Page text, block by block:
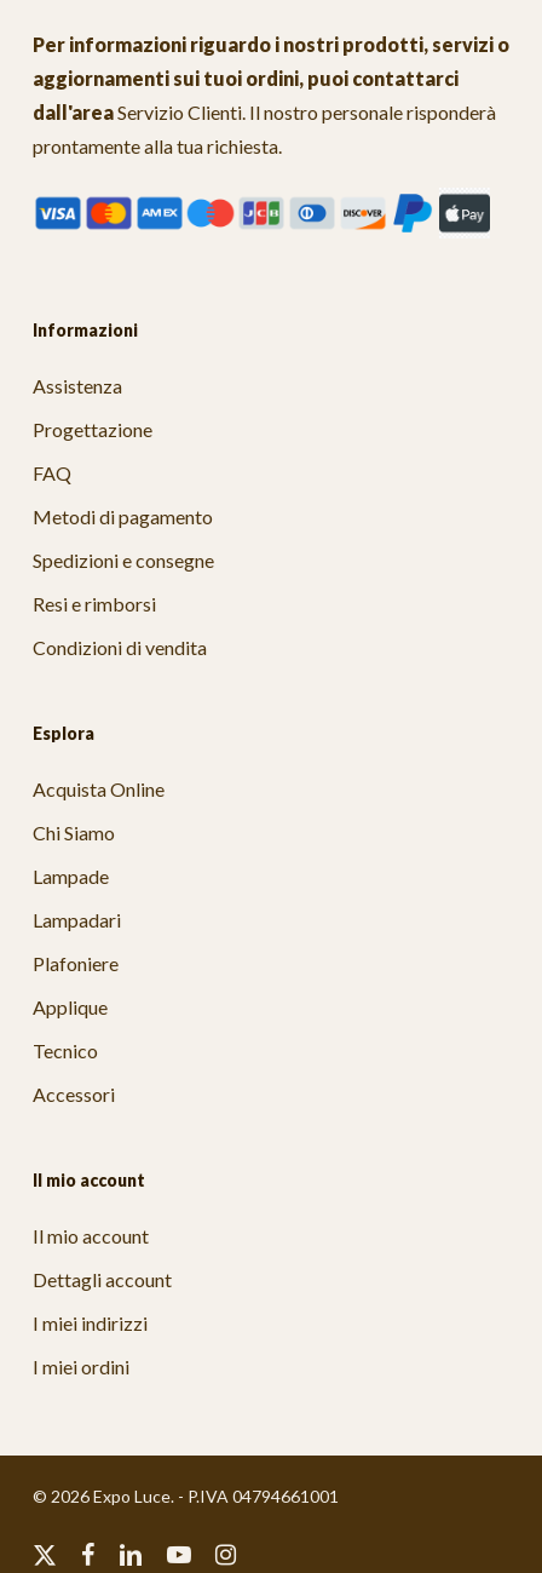
Per informazioni riguardo i nostri prodotti, servizi o
aggiornamenti sui tuoi ordini, puoi contattarci
dall'areaServizio Clienti. Il nostro personale risponderà
prontamente alla tua richiesta.
Informazioni
Assistenza
Progettazione
FAQ
Metodi di pagamento
Spedizioni e consegne
Resi e rimborsi
Condizioni di vendita
Esplora
Acquista Online
Chi Siamo
Lampade
Lampadari
Plafoniere
Applique
Tecnico
Accessori
Il mio account
Il mio account
Dettagli account
I miei indirizzi
I miei ordini
© 2026 Expo Luce. - P.IVA 04794661001
x-
facebooklinkedinyoutubeinstagram